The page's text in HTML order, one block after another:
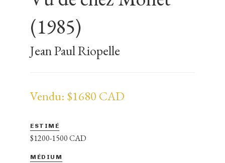
(1985)
Jean Paul Riopelle
Vendu: $1680 CAD
ESTIMÉ
$1200-1500 CAD
MÉDIUM